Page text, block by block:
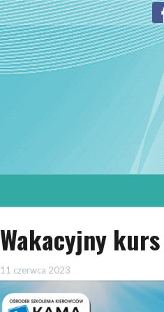
Wakacyjny kurs
11 czerwca 2023